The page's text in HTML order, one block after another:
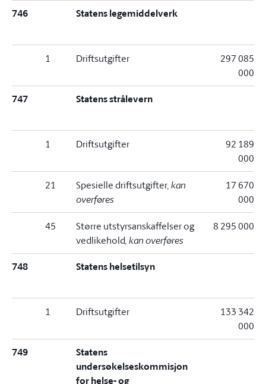
746 Statens legemiddelverk
1 Driftsutgifter
297 085
000
747 Statens strålevern
1 Driftsutgifter
92 189
000
21 Spesielle driftsutgifter, kan
overføres
17 670
000
45
Større utstyrsanskaffelser og
vedlikehold, kan overføres
8 295 000
748 Statens helsetilsyn
1 Driftsutgifter
133 342
000
749
Statens
undersøkelseskommisjon
for helse- og